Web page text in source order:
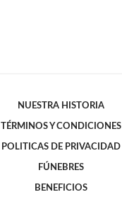
NUESTRA HISTORIA
TÉRMINOS Y CONDICIONES
POLITICAS DE PRIVACIDAD
FÚNEBRES
BENEFICIOS